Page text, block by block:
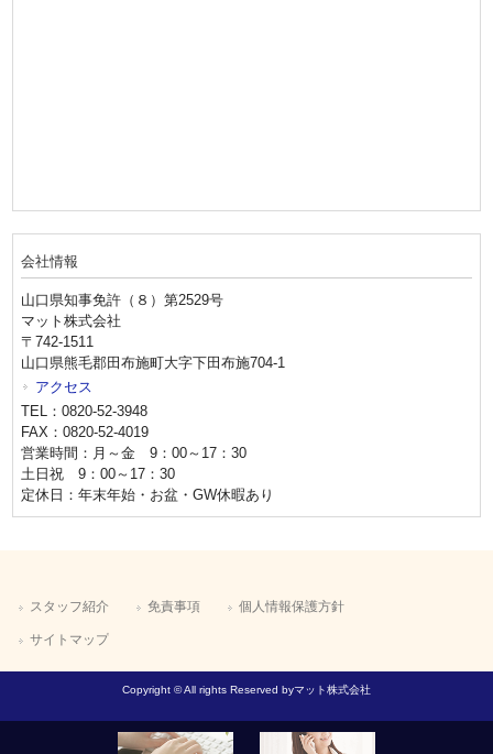
会社情報
山口県知事免許（８）第2529号
マット株式会社
〒742-1511
山口県熊毛郡田布施町大字下田布施704-1
アクセス
TEL：0820-52-3948
FAX：0820-52-4019
営業時間：月～金 9：00～17：30
土日祝 9：00～17：30
定休日：年末年始・お盆・GW休暇あり
スタッフ紹介 免責事項 個人情報保護方針
サイトマップ
Copyright © All rights Reserved byマット株式会社